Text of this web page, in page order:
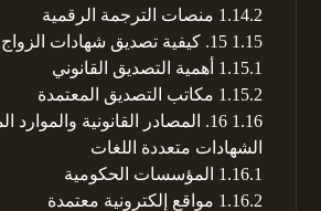
1.14.2 منصات الترجمة الرقمية
1.15 15. كيفية تصديق شهادات الزواج متعددة اللغات؟
1.15.1 أهمية التصديق القانوني
1.15.2 مكاتب التصديق المعتمدة
1.16
16. المصادر القانونية والموارد
الشهادات متعددة اللغات
1.16.1 المؤسسات الحكومية
1.16.2 مواقع إلكترونية معتمدة